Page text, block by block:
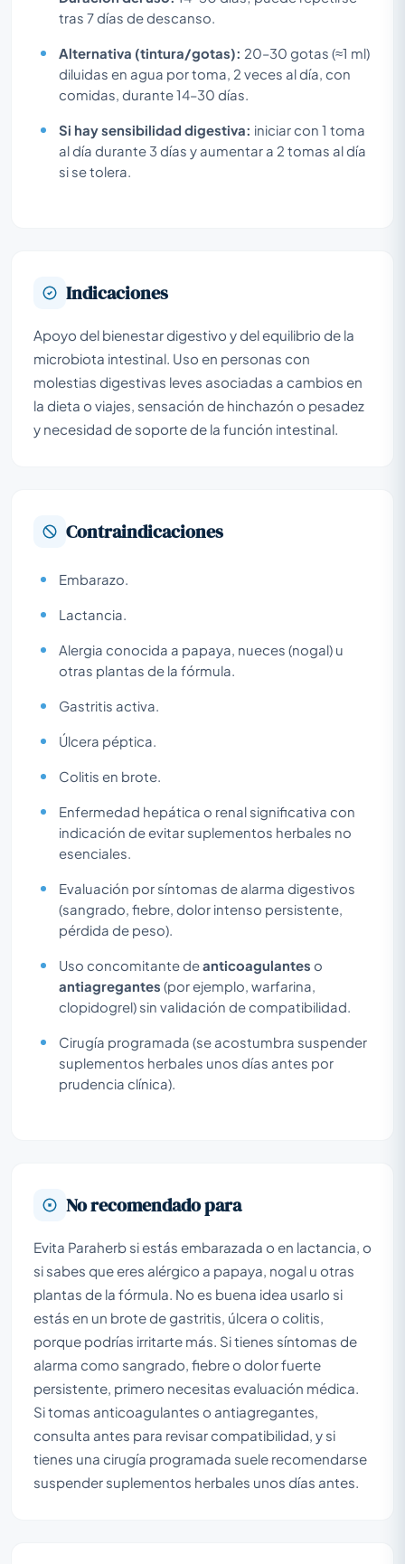
tras 7 días de descanso.
Alternativa (tintura/gotas): 20–30 gotas (≈1 ml)
diluidas en agua por toma, 2 veces al día, con
comidas, durante 14–30 días.
Si hay sensibilidad digestiva: iniciar con 1 toma
al día durante 3 días y aumentar a 2 tomas al día
si se tolera.
Indicaciones
Apoyo del bienestar digestivo y del equilibrio de la
microbiota intestinal. Uso en personas con
molestias digestivas leves asociadas a cambios en
la dieta o viajes, sensación de hinchazón o pesadez
y necesidad de soporte de la función intestinal.
Contraindicaciones
Embarazo.
Lactancia.
Alergia conocida a papaya, nueces (nogal) u
otras plantas de la fórmula.
Gastritis activa.
Úlcera péptica.
Colitis en brote.
Enfermedad hepática o renal significativa con
indicación de evitar suplementos herbales no
esenciales.
Evaluación por síntomas de alarma digestivos
(sangrado, fiebre, dolor intenso persistente,
pérdida de peso).
Uso concomitante deanticoagulantes o
antiagregantes (por ejemplo, warfarina,
clopidogrel) sin validación de compatibilidad.
Cirugía programada (se acostumbra suspender
suplementos herbales unos días antes por
prudencia clínica).
No recomendado para
Evita Paraherb si estás embarazada o en lactancia, o
si sabes que eres alérgico a papaya, nogal u otras
plantas de la fórmula. No es buena idea usarlo si
estás en un brote de gastritis, úlcera o colitis,
porque podrías irritarte más. Si tienes síntomas de
alarma como sangrado, fiebre o dolor fuerte
persistente, primero necesitas evaluación médica.
Si tomas anticoagulantes o antiagregantes,
consulta antes para revisar compatibilidad, y si
tienes una cirugía programada suele recomendarse
suspender suplementos herbales unos días antes.